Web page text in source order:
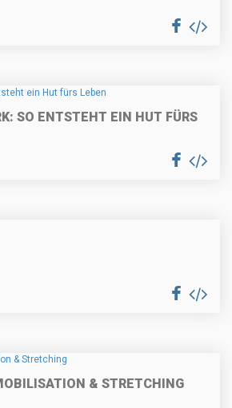
SO ENTSTEHT EIN HUT FÜRS
& STRETCHING